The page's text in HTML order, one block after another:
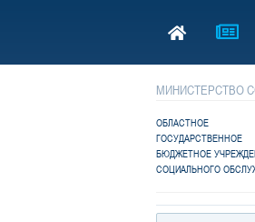
МИНИСТЕРСТВО
ОБЛАСТНОЕ
ГОСУДАРСТВЕННОЕ
БЮДЖЕТНОЕ
СОЦИАЛЬНОГО